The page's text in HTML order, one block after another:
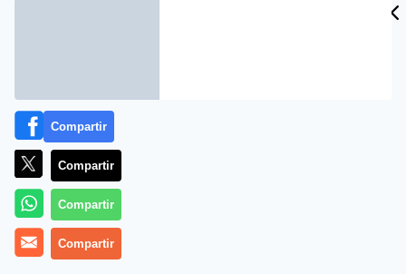
Compartir
Compartir
Compartir
Compartir